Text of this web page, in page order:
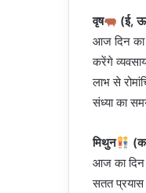
वृष
(ई,
आज दिन का
करेंगे
लाभ से
संध्या का
मिथुन
आज का दिन
सतत प्रयास